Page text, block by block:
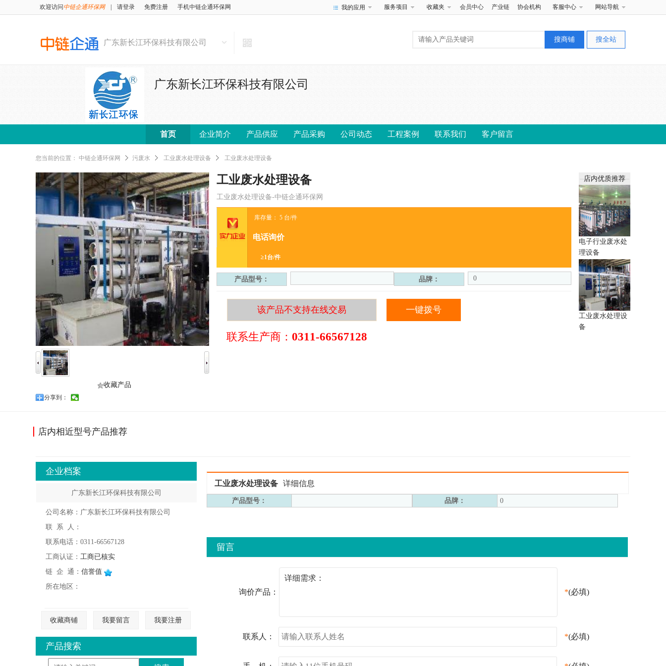
欢迎访问 中链企通环保网 请登录 免费注册 手机中链企通环保网 我的应用 服务项目 收藏夹 会员中心 产业链 协会机构 客服中心 网站导航
广东新长江环保科技有限公司
广东新长江环保科技有限公司
首页 企业简介 产品供应 产品采购 公司动态 工程案例 联系我们 客户留言
您当前的位置： 中链企通环保网 污废水 工业废水处理设备 工业废水处理设备
收藏产品
分享到：
工业废水处理设备
工业废水处理设备-中链企通环保网
库存量： 5 台/件
电话询价
≥1台/件
产品型号： 品牌： 0
该产品不支持在线交易 一键拨号
联系生产商： 0311-66567128
店内优质推荐
电子行业废水处
理设备
工业废水处理设
备
店内相近型号产品推荐
企业档案
广东新长江环保科技有限公司
公司名称：广东新长江环保科技有限公司
联 系 人：
联系电话：0311-66567128
工商认证： 工商已核实
链 企 通： 信誉值
所在地区：
收藏商铺 我要留言 我要注册
产品搜索
工业废水处理设备 详细信息
产品型号： 品牌： 0
留言
询价产品： *(必填)
联系人： *(必填)